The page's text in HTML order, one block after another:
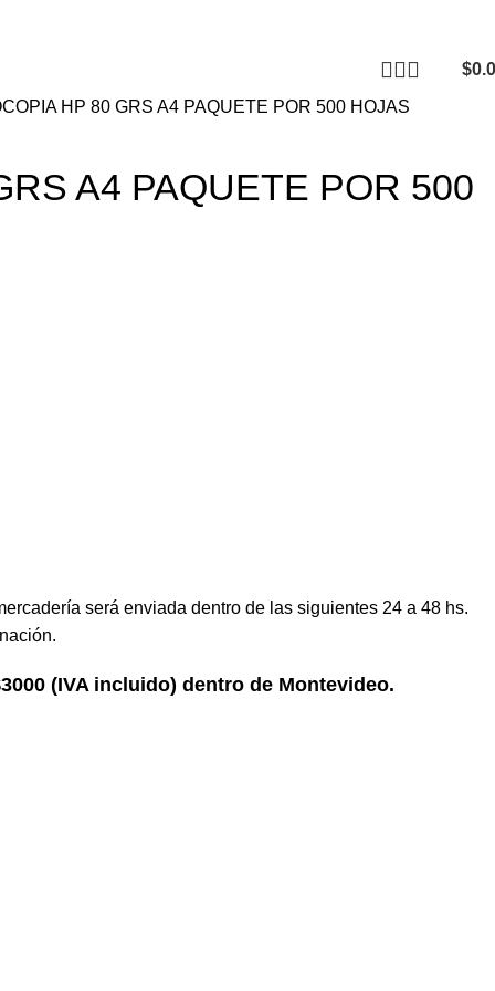
$
HP 80 GRS A4 PAQUETE POR 500 HOJAS
A4 PAQUETE POR 500
será enviada dentro de las siguientes 24 a 48 hs.
(IVA incluido) dentro de Montevideo.